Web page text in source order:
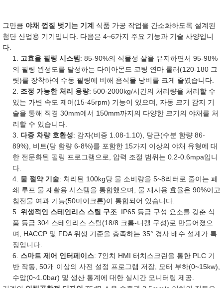
그만큼 야채 껍질 벗기는 기계 식품 가공 작업을 간소화하도록 설계된
첨단 산업용 기기입니다. 다음은 4~6가지 주요 기능과 기술 사양입니
다.
1.
고효율 필링 시스템 : 85-90%의 식물성 살을 유지하면서 95-98%
의 필링 완성도를 달성하는 다이아몬드 코팅 연마 롤러(120-180 그
릿)를 장착하여 수동 필링에 비해 음식물 낭비를 크게 줄였습니다.
2. 조정 가능한 처리 용량: 500-2000kg/시간의 처리량을 처리할 수
있는 가변 속도 제어(15-45rpm) 기능이 있으며, 자동 크기 감지 기
술을 통해 직경 30mm에서 150mm까지의 다양한 크기의 야채를 처
리할 수 있습니다.
3. 다중 차량 호환성: 감자(비중 1.08-1.10), 당근(수분 함량 86-
89%), 비트(당 함량 6-8%)를 포함한 15가지 이상의 야채 유형에 대
한 전문화된 필링 프로그램으로, 압력 조절 범위는 0.2-0.6mpa입니
다.
4. 물 절약 기술: 처리된 100kg당 물 소비량을 5~8리터로 줄이는 폐
쇄 루프 물 재활용 시스템을 통합했으며, 물 재사용 효율은 90%이고
침전물 여과 기능(50마이크론)이 통합되어 있습니다.
5. 위생적인 스테인리스 스틸 구조: IP65 등급 구성 요소를 갖춘 식
품 등급 304 스테인리스 스틸(18/8 크롬-니켈 구성)로 만들어졌으
며, HACCP 및 FDA 위생 기준을 충족하는 35° 경사 배수 설계가 특
징입니다.
6. 스마트 제어 인터페이스: 7인치 HMI 터치스크린을 통한 PLC 기
반 작동, 50개 이상의 사전 설정 프로그램 저장, 모터 부하(0~15kw),
수압(0~1.0bar) 및 생산 통계에 대한 실시간 모니터링 제공.